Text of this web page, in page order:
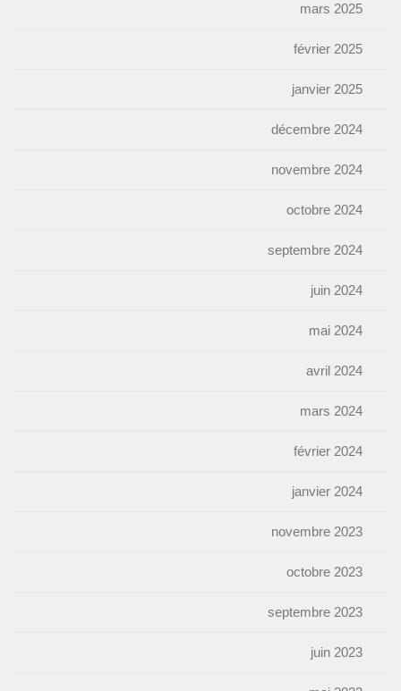
mars 2025
février 2025
janvier 2025
décembre 2024
novembre 2024
octobre 2024
septembre 2024
juin 2024
mai 2024
avril 2024
mars 2024
février 2024
janvier 2024
novembre 2023
octobre 2023
septembre 2023
juin 2023